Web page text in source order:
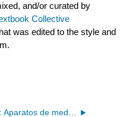
and/or curated by
Collective
was edited to the style and
4.6: Aparatos de medición